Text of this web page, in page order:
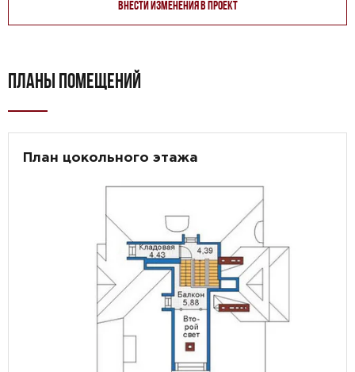
Внести изменения в проект
ПЛАНЫ ПОМЕЩЕНИЙ
План цокольного этажа